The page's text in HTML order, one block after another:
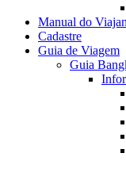
Manual do
Cadastre
Guia de Viagem
Guia